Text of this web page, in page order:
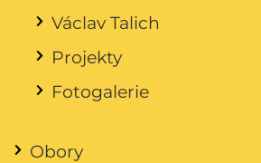
Václav Talich
Projekty
Fotogalerie
Obory